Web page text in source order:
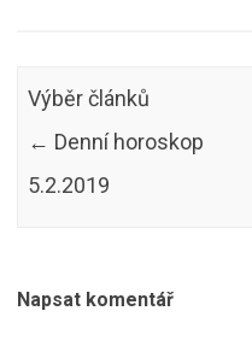
Výběr článků
← Denní horoskop
5.2.2019
Napsat komentář